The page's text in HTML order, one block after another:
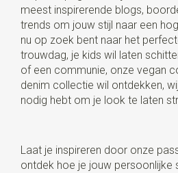
meest inspirerende blogs,
trends om jouw stijl naar een
nu op zoek bent naar het
trouwdag, je kids wil laten
of een communie, onze vegan
denim collectie wil ontdekken,
nodig hebt om je look te laten
Laat je inspireren door onze
ontdek hoe je jouw persoonlijke